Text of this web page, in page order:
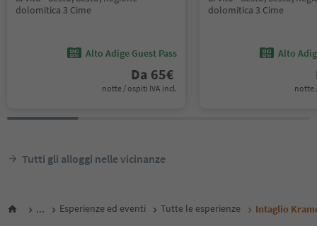
dolomitica 3 Cime
Alto Adige Guest Pass
Da 65€
notte / ospiti IVA incl.
dolomitica 3 Cime
Alto
notte
Tutti gli alloggi nelle vicinanze
... Esperienze ed eventi Tutte le esperienze Intaglio